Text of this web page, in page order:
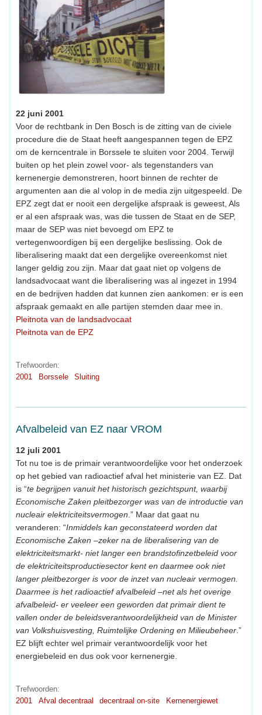
22 juni 2001
Voor de rechtbank in Den Bosch is de zitting van de civiele
procedure die de Staat heeft aangespannen tegen de EPZ
om de kerncentrale in Borssele te sluiten voor 2004. Terwijl
buiten op het plein zowel voor- als tegenstanders van
kernenergie demonstreren, hoort binnen de rechter de
argumenten aan die al volop in de media zijn uitgespeeld. De
EPZ zegt dat er nooit een dergelijke afspraak is geweest, Als
er al een afspraak was, was die tussen de Staat en de SEP,
maar de SEP was niet bevoegd om EPZ te
vertegenwoordigen bij een dergelijke beslissing. Ook de
liberalisering maakt dat een dergelijke overeenkomst niet
langer geldig zou zijn. Maar dat gaat niet op volgens de
landsadvocaat want die liberalisering was al ingezet in 1994
en de bedrijven hadden dat kunnen zien aankomen: er is een
afspraak gemaakt en alle partijen stemden daar mee in.
Pleitnota van de landsadvocaat
Pleitnota van de EPZ
Trefwoorden:
2001
Borssele Sluiting
Afvalbeleid van EZ naar VROM
12 juli 2001
Tot nu toe is de primair verantwoordelijke voor het onderzoek
op het gebied van radioactief afval het ministerie van EZ. Dat
is “te begrijpen vanuit het historisch gezichtspunt, waarbij
Economische Zaken pleitbezorger was van de introductie van
nucleair elektriciteitsvermogen .” Maar dat gaat nu
veranderen: “Inmiddels kan geconstateerd worden dat
Economische Zaken –zeker na de liberalisering van de
elektriciteitsmarkt- niet langer een brandstofinzetbeleid voor
de elektriciteitsproductiesector kent en daarmee ook niet
langer pleitbezorger is voor de inzet van nucleair vermogen.
Daarmee is het radioactief afvalbeleid –net als het overige
afvalbeleid- er veeleer een geworden dat primair dient te
vallen onder de beleidsverantwoordelijkheid van de Minister
van Volkshuisvesting, Ruimtelijke Ordening en Milieubeheer .”
EZ blijft echter wel primair verantwoordelijk voor het
energiebeleid en dus ook voor kernenergie.
Trefwoorden:
2001
Afval decentraal decentraal on-site Kernenergiewet